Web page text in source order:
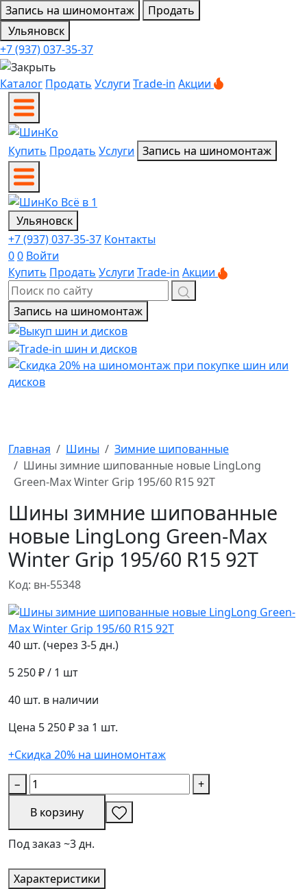
Запись на шиномонтаж
Продать
Ульяновск
+7 (937) 037-35-37
Каталог Продать Услуги Trade-in Акции
Купить Продать Услуги Запись на шиномонтаж
Ульяновск
+7 (937) 037-35-37 Контакты
00 Войти
Купить Продать Услуги Trade-in Акции
Запись на шиномонтаж
Главная Шины
Зимние шипованные
Шины зимние шипованные новые LingLong
Green-Max Winter Grip 195/60 R15 92T
Шины зимние шипованные
новые LingLong Green-Max
Winter Grip 195/60 R15 92T
Код: вн-55348
40 шт. (через 3-5 дн.)
5 250 ₽/ 1 шт
40 шт. в наличии
Цена 5 250 ₽ за 1 шт.
+Скидка 20% на шиномонтаж
−
+
В корзину
Под заказ ~3 дн.
Характеристики